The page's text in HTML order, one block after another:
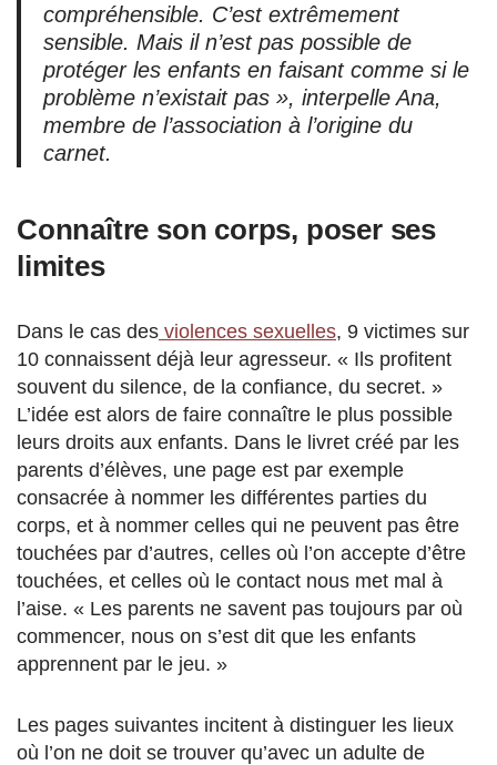
compréhensible. C’est extrêmement
sensible. Mais il n’est pas possible de
protéger les enfants en faisant comme si le
problème n’existait pas », interpelle Ana,
membre de l’association à l’origine du
carnet.
Connaître son corps, poser ses
limites
Dans le cas des violences sexuelles, 9 victimes sur
10 connaissent déjà leur agresseur. « Ils profitent
souvent du silence, de la confiance, du secret. »
L’idée est alors de faire connaître le plus possible
leurs droits aux enfants. Dans le livret créé par les
parents d’élèves, une page est par exemple
consacrée à nommer les différentes parties du
corps, et à nommer celles qui ne peuvent pas être
touchées par d’autres, celles où l’on accepte d’être
touchées, et celles où le contact nous met mal à
l’aise. « Les parents ne savent pas toujours par où
commencer, nous on s’est dit que les enfants
apprennent par le jeu. »
Les pages suivantes incitent à distinguer les lieux
où l’on ne doit se trouver qu’avec un adulte de